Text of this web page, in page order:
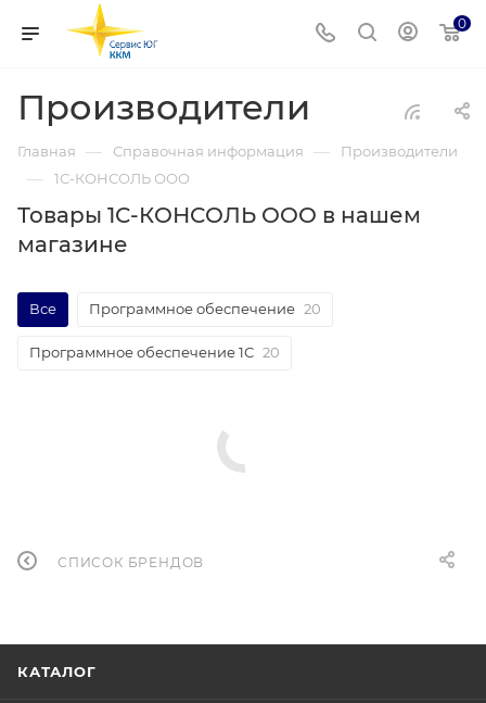
0
Производители
Главная — Справочная информация — Производители
— 1С-КОНСОЛЬ ООО
Товары 1С-КОНСОЛЬ ООО в нашем
магазине
Все Программное обеспечение 20
Программное обеспечение 1С 20
СПИСОК БРЕНДОВ
КАТАЛОГ